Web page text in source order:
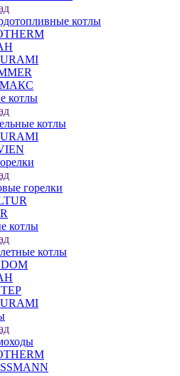
котлы
котлы
котлы
горелки
котлы
котлы